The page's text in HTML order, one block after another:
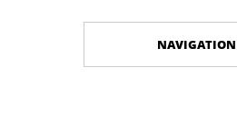
NAVIGATION